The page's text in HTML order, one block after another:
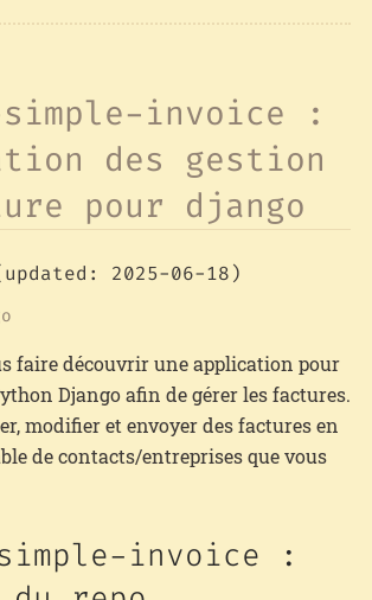
simple-invoice :
des gestion
pour django
2025-06-18)
faire découvrir une application pour
Django afin de gérer les factures.
modifier et envoyer des factures en
de contacts/entreprises que vous
invoice :